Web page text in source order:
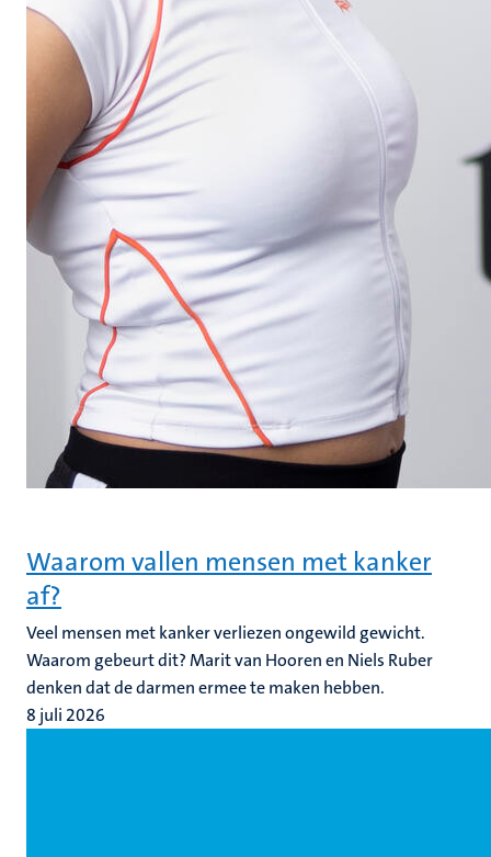
Waarom vallen mensen met kanker
af?
Veel mensen met kanker verliezen ongewild gewicht.
Waarom gebeurt dit? Marit van Hooren en Niels Ruber
denken dat de darmen ermee te maken hebben.
8 juli 2026